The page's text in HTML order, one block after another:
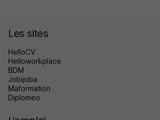
Les sites
HelloCV
Helloworkplace
BDM
Jobijoba
Maformation
Diplomeo